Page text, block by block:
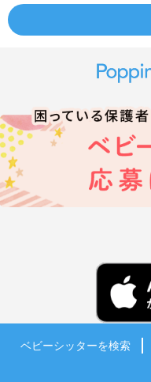
ベビーシッターを検索